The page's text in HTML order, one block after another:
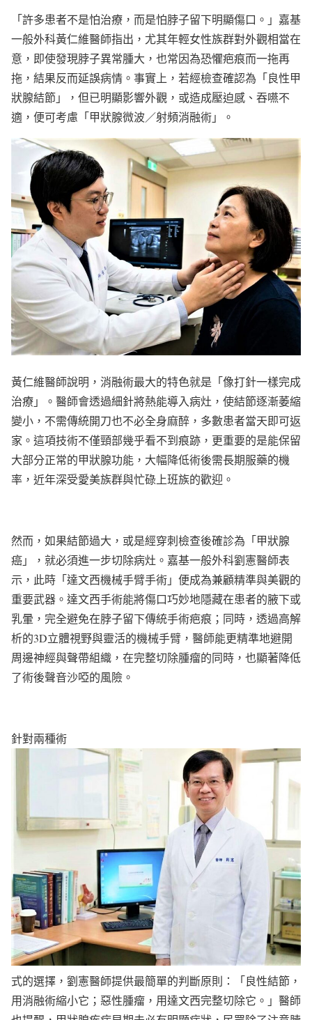
「許多患者不是怕治療，而是怕脖子留下明顯傷口。」嘉基
一般外科黃仁維醫師指出，尤其年輕女性族群對外觀相當在
意，即使發現脖子異常腫大，也常因為恐懼疤痕而一拖再
拖，結果反而延誤病情。事實上，若經檢查確認為「良性甲
狀腺結節」，但已明顯影響外觀，或造成壓迫感、吞嚥不
適，便可考慮「甲狀腺微波／射頻消融術」。
黃仁維醫師說明，消融術最大的特色就是「像打針一樣完成
治療」。醫師會透過細針將熱能導入病灶，使結節逐漸萎縮
變小，不需傳統開刀也不必全身麻醉，多數患者當天即可返
家。這項技術不僅頸部幾乎看不到痕跡，更重要的是能保留
大部分正常的甲狀腺功能，大幅降低術後需長期服藥的機
率，近年深受愛美族群與忙碌上班族的歡迎。
然而，如果結節過大，或是經穿刺檢查後確診為「甲狀腺
癌」，就必須進一步切除病灶。嘉基一般外科劉憲醫師表
示，此時「達文西機械手臂手術」便成為兼顧精準與美觀的
重要武器。達文西手術能將傷口巧妙地隱藏在患者的腋下或
乳暈，完全避免在脖子留下傳統手術疤痕；同時，透過高解
析的3D立體視野與靈活的機械手臂，醫師能更精準地避開
周邊神經與聲帶組織，在完整切除腫瘤的同時，也顯著降低
了術後聲音沙啞的風險。
針對兩種術
式的選擇，劉憲醫師提供最簡單的判斷原則：「良性結節，
用消融術縮小它；惡性腫瘤，用達文西完整切除它。」醫師